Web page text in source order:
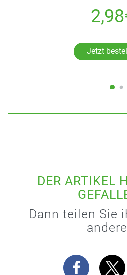
Jetzt
DER ARTIKEL
Dann teilen Sie